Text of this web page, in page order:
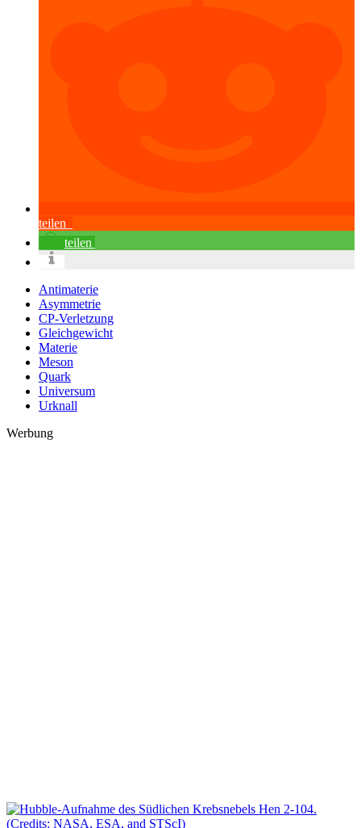
teilen
teilen
Antimaterie
Asymmetrie
CP-Verletzung
Gleichgewicht
Materie
Meson
Quark
Universum
Urknall
Werbung